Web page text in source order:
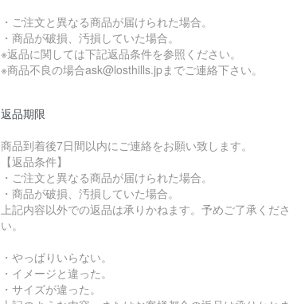
・ご注文と異なる商品が届けられた場合。
・商品が破損、汚損していた場合。
※返品に関しては下記返品条件を参照ください。
※商品不良の場合ask@losthills.jpまでご連絡下さい。
返品期限
商品到着後7日間以内にご連絡をお願い致します。
【返品条件】
・ご注文と異なる商品が届けられた場合。
・商品が破損、汚損していた場合。
上記内容以外での返品は承りかねます。予めご了承くださ
い。
・やっぱりいらない。
・イメージと違った。
・サイズが違った。